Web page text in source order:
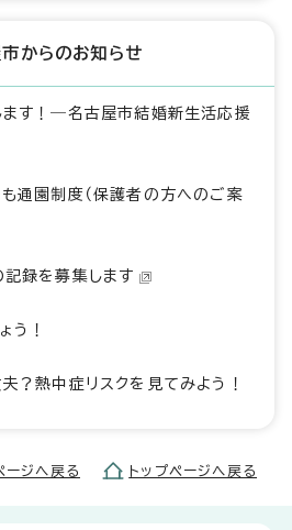
からのお知らせ
ます！―名古屋市結婚新生活応援
通園制度（保護者の方へのご案
録を募集します
う！
？熱中症リスクを見てみよう！
ージへ戻る トップページへ戻る